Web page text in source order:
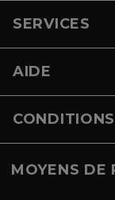
SERVICES
AIDE
CONDITIONS
MOYENS DE